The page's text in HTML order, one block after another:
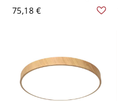
Form Glasschirm LED 1-
Kopf Wandleuchte - Weiß
75,18 €